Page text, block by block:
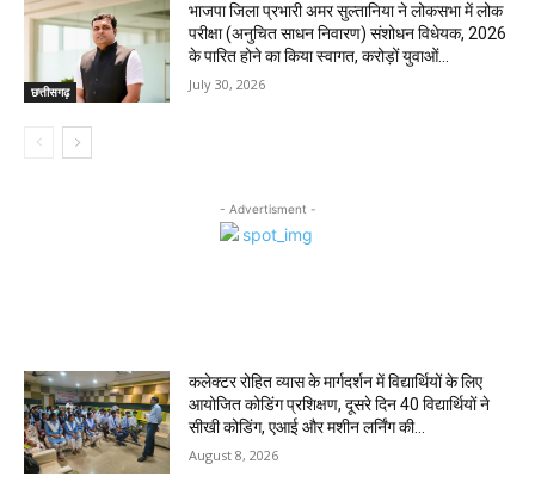
छत्तीसगढ़
भाजपा जिला प्रभारी अमर सुल्तानिया ने लोकसभा में लोक
परीक्षा (अनुचित साधन निवारण) संशोधन विधेयक, 2026
के पारित होने का किया स्वागत, करोड़ों युवाओं...
July 30, 2026
- Advertisment -
कलेक्टर रोहित व्यास के मार्गदर्शन में विद्यार्थियों के लिए
आयोजित कोडिंग प्रशिक्षण, दूसरे दिन 40 विद्यार्थियों ने
सीखी कोडिंग, एआई और मशीन लर्निंग की...
August 8, 2026